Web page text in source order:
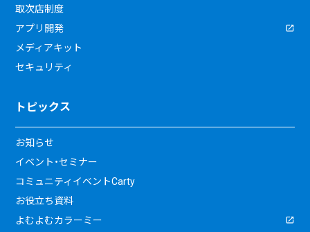
取次店制度
アプリ開発
メディアキット
セキュリティ
トピックス
お知らせ
イベント・セミナー
コミュニティイベントCarty
お役立ち資料
よむよむカラーミー